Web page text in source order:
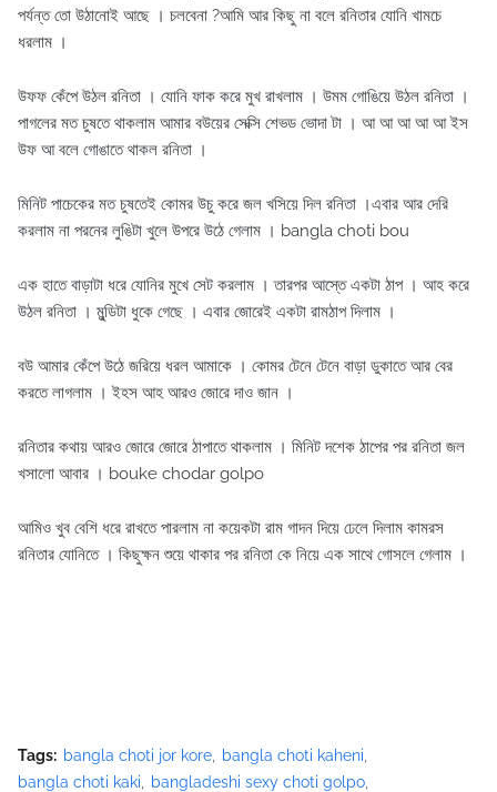
পর্যন্ত তো উঠানোই আছে । চলবেনা ?আমি আর কিছু না বলে রনিতার যোনি খামচে
ধরলাম ।
উফফ কেঁপে উঠল রনিতা । যোনি ফাক করে মুখ রাখলাম । উমম গোঙিয়ে উঠল রনিতা ।
পাগলের মত চুষতে থাকলাম আমার বউয়ের সেক্সি শেভড ভোদা টা । আ আ আ আ আ ইস
উফ আ বলে গোঙাতে থাকল রনিতা ।
মিনিট পাচেকের মত চুষতেই কোমর উচু করে জল খসিয়ে দিল রনিতা ।এবার আর দেরি
করলাম না পরনের লুঙিটা খুলে উপরে উঠে গেলাম । bangla choti bou
এক হাতে বাড়াটা ধরে যোনির মুখে সেট করলাম । তারপর আস্তে একটা ঠাপ । আহ করে
উঠল রনিতা । মুন্ডিটা ধুকে গেছে । এবার জোরেই একটা রামঠাপ দিলাম ।
বউ আমার কেঁপে উঠে জরিয়ে ধরল আমাকে । কোমর টেনে টেনে বাড়া ডুকাতে আর বের
করতে লাগলাম । ইহস আহ আরও জোরে দাও জান ।
রনিতার কথায় আরও জোরে জোরে ঠাপাতে থাকলাম । মিনিট দশেক ঠাপের পর রনিতা জল
খসালো আবার । bouke chodar golpo
আমিও খুব বেশি ধরে রাখতে পারলাম না কয়েকটা রাম গাদন দিয়ে ঢেলে দিলাম কামরস
রনিতার যোনিতে । কিছুক্ষন শুয়ে থাকার পর রনিতা কে নিয়ে এক সাথে গোসলে গেলাম ।
Tags: bangla choti jor kore
bangla choti kaheni
bangla choti kaki
bangladeshi sexy choti golpo